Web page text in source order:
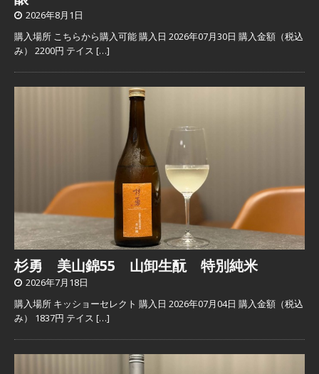
2026年8月1日
購入場所 こちらから購入可能 購入日 2026年07月30日 購入金額（税込
み） 2200円 テイス […]
杉勇 美山錦55 山卸生酛 特別純米
2026年7月18日
購入場所 キッショーセレクト 購入日 2026年07月04日 購入金額（税込
み） 1837円 テイス […]